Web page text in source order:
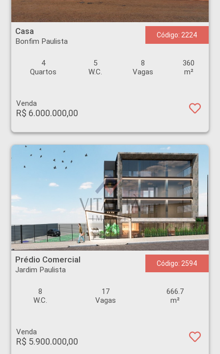
Casa - Bonfim Paulista - Ribeirão Preto
Casa
Bonfim Paulista
Código: 2224
4
Quartos
5
W.C.
8
Vagas
360
m²
Venda
R$ 6.000.000,00
Prédio Comercial - Jardim Paulista - Ribeirão Preto
Prédio Comercial
Jardim Paulista
Código: 2594
8
W.C.
17
Vagas
666.7
m²
Venda
R$ 5.900.000,00